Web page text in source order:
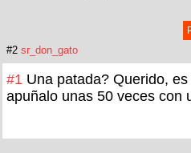
#2 sr_don_gato
#1 Una patada? Querido,
apuñalo unas 50 veces con